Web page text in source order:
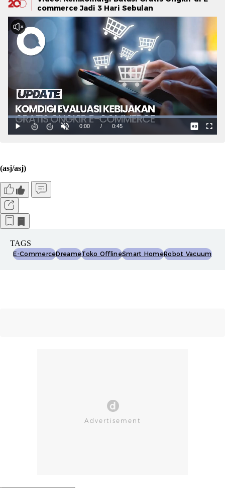
commerce Jadi 3 Hari Sebulan
(asj/asj)
TAGS
E-CommerceDreameToko OfflineSmart HomeRobot Vacuum